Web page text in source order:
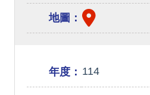
地圖：
年度： 114